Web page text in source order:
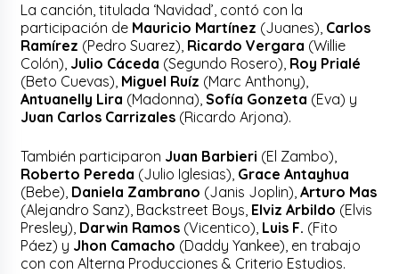
La canción, titulada ‘Navidad’, contó con la
participación de Mauricio Martínez (Juanes), Carlos
Ramírez (Pedro Suarez), Ricardo Vergara (Willie
Colón), Julio Cáceda (Segundo Rosero), Roy Prialé
(Beto Cuevas), Miguel Ruíz (Marc Anthony),
Antuanelly Lira (Madonna),Sofía Gonzeta (Eva) y
Juan Carlos Carrizales (Ricardo Arjona).
También participaron Juan Barbieri (El Zambo),
Roberto Pereda (Julio Iglesias), Grace Antayhua
(Bebe), Daniela Zambrano (Janis Joplin),Arturo Mas
(Alejandro Sanz), Backstreet Boys, Elviz Arbildo (Elvis
Presley), Darwin Ramos (Vicentico), Luis F. (Fito
Páez) y Jhon Camacho (Daddy Yankee), en trabajo
con con Alterna Producciones & Criterio Estudios.